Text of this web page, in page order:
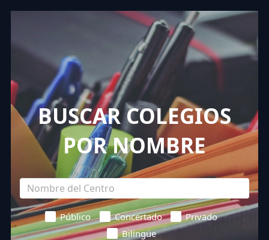
BUSCAR COLEGIOS
POR NOMBRE
Público Concertado
Privado
Bilingüe